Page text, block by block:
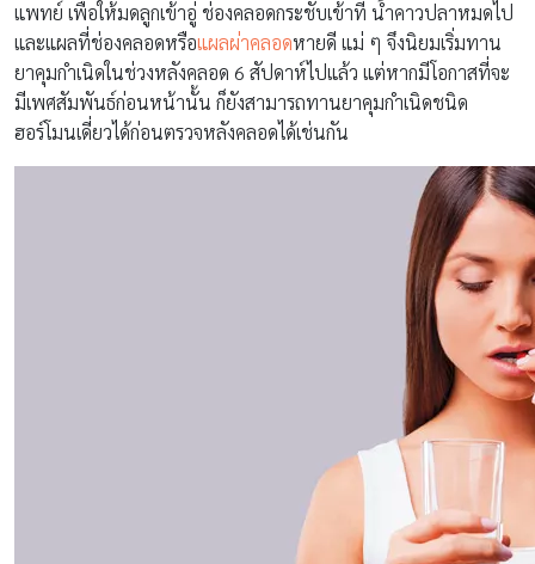
แพทย์ เพื่อให้มดลูกเข้าอู่ ช่องคลอดกระชับเข้าที่ น้ำคาวปลาหมดไป
และแผลที่ช่องคลอดหรือแผลผ่าคลอดหายดี แม่ ๆ จึงนิยมเริ่มทาน
ยาคุมกำเนิดในช่วงหลังคลอด 6 สัปดาห์ไปแล้ว แต่หากมีโอกาสที่จะ
มีเพศสัมพันธ์ก่อนหน้านั้น ก็ยังสามารถทานยาคุมกำเนิดชนิด
ฮอร์โมนเดี่ยวได้ก่อนตรวจหลังคลอดได้เช่นกัน